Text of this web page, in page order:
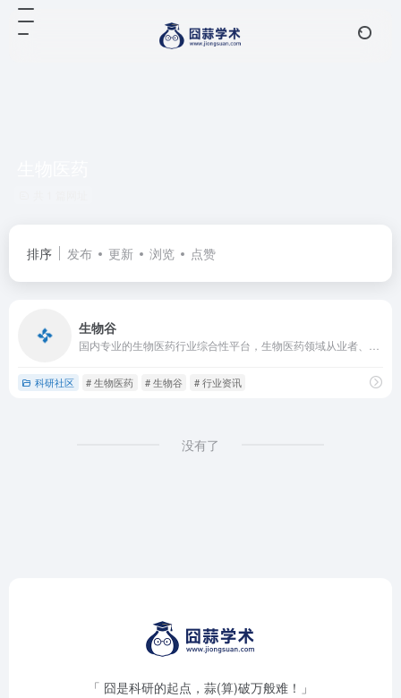
排序 发布 更新 浏览 点赞
生物谷
科研社区 # 生物医药 # 生物谷 # 行业资讯
没有了
「 囧是科研的起点，蒜(算)破万般难！」